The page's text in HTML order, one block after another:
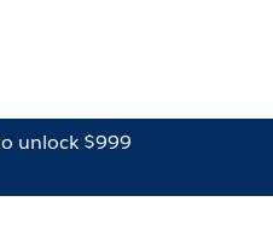
unlock $999